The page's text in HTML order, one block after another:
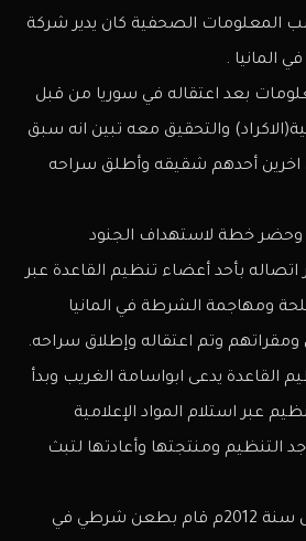
المعلومات الصحفية كان يدير شركة
المانيا .
بعد اعتقاله في سوريا من قبل
والتحقيق معه تبين انه سبق
مع اثنين اخرين أحدهم شقيقه وأطلق سراحه
وحضر خطة لاستهداف الجنود
اتصاله بأحد أعضاء تنظيم القاعدة عبر
ومهاجمة الشرطة في المانيا
ومقراتهم وتم اعتقاله وإطلاق سراحه.
يدعى ابواسامة الغريب وبدأ
عبر استلام المواد الإعلامية
التنظيم ومنتجتها وأعادتها لتبث
المعلومات تؤكد انه خلال سنة 2012م قام بطعن شرطي في